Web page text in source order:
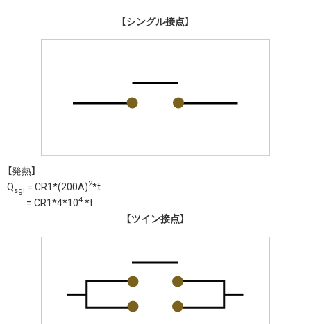
【シングル接点】
【発熱】
Qsgl = CR1*(200A)2*t
= CR1*4*104 *t
【ツイン接点】